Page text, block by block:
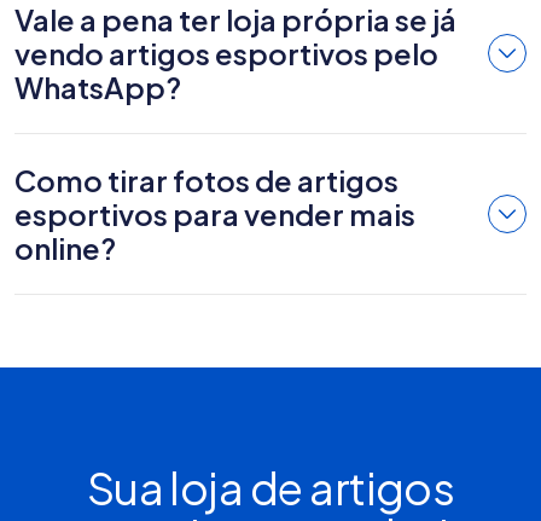
Vale a pena ter loja própria se já
vendo artigos esportivos pelo
WhatsApp?
Como tirar fotos de artigos
esportivos para vender mais
online?
Sua loja de artigos